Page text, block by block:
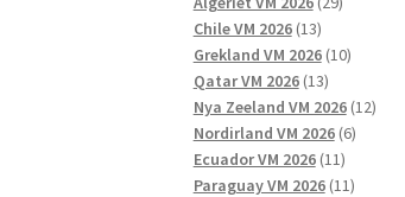
Chile VM 2026 1313
produkter
Grekland VM 2026 1010
Qatar VM 2026 1313
produkter
Nya Zeeland VM 2026 1212
Nordirland VM 2026 66
Ecuador VM 2026 1111
produkter
Paraguay VM 2026 1111